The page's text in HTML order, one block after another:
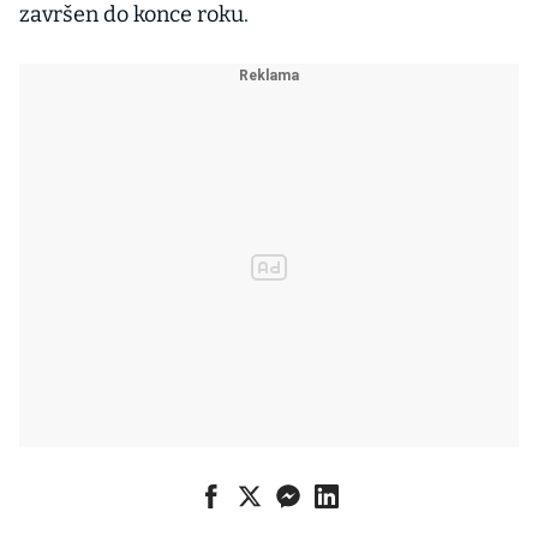
završen do konce roku.